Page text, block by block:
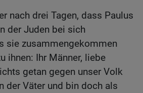
nach drei Tagen, dass Paulus
der Juden bei sich
sie zusammengekommen
ihnen: Ihr Männer, liebe
getan gegen unser Volk
der Väter und bin doch als